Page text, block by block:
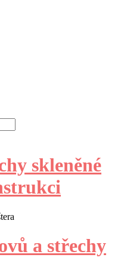
skleněné
a střechy